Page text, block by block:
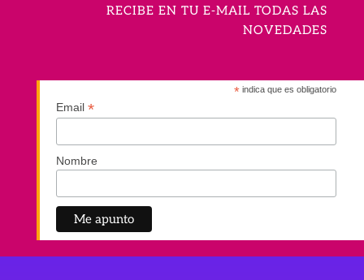
RECIBE EN TU E-MAIL TODAS LAS
NOVEDADES
* indica que es obligatorio
Email *
Nombre